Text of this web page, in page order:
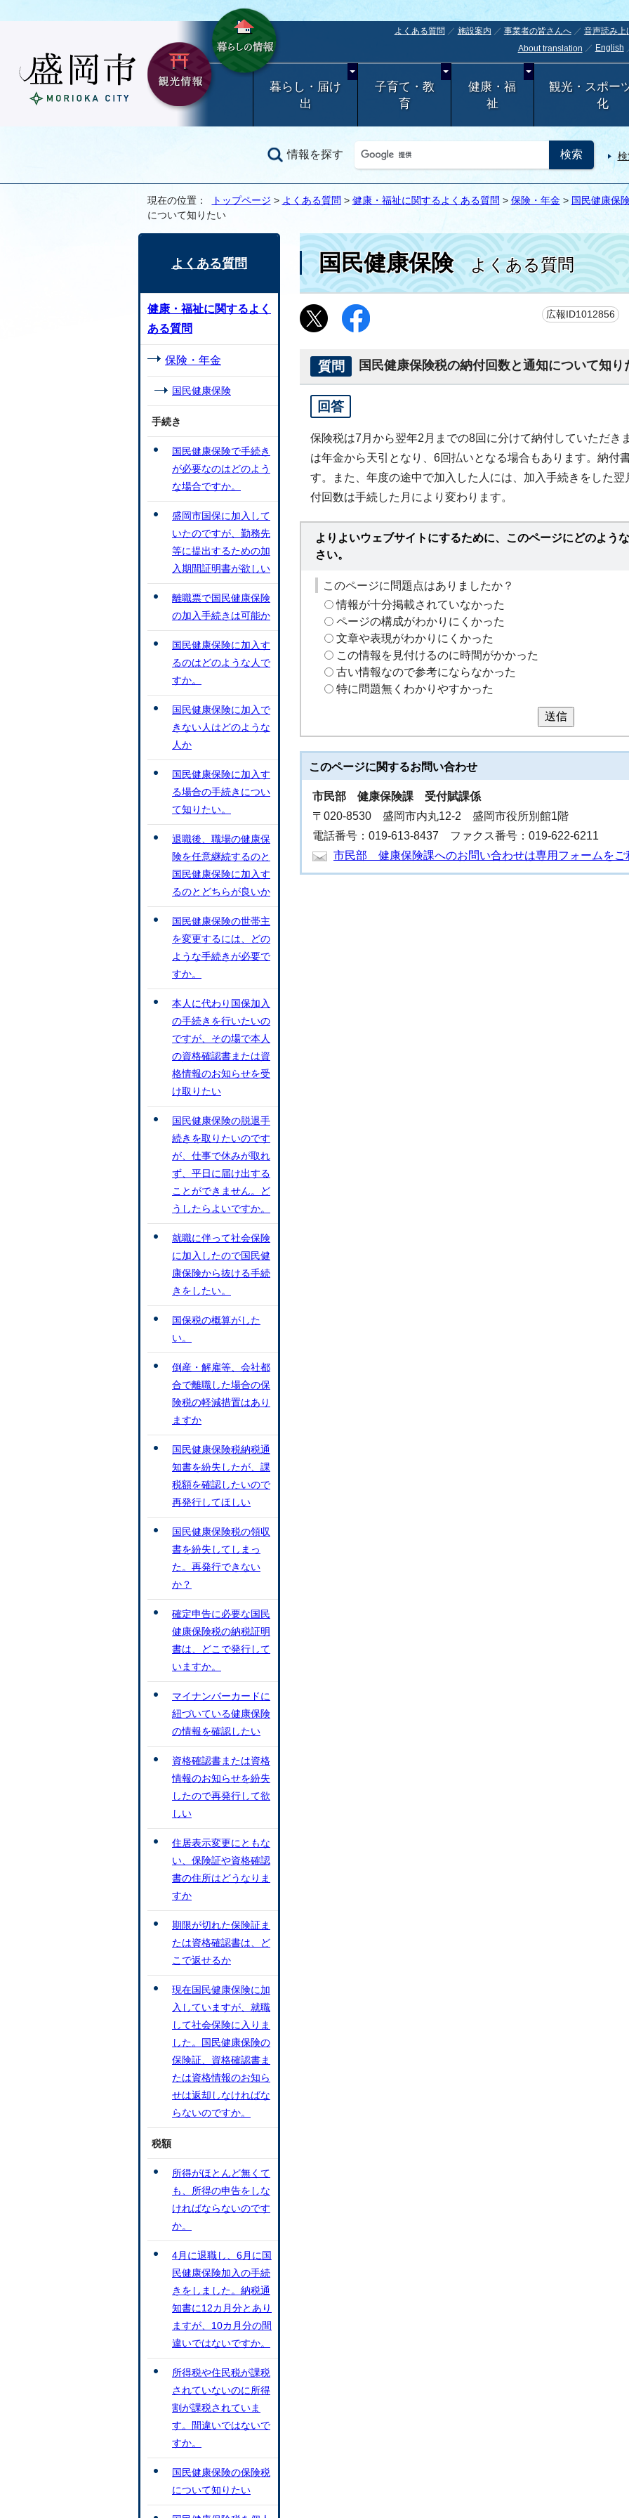
よくある質問 施設案内 事業者の皆さんへ 音声読み上
About translation
English
暮らし・届け
出
子育て・教
育
健康・福
祉
観光・スポー
化
情報を探す
現在の位置： トップページ > よくある質問 > 健康・福祉に関するよくある質問 > 保険・年金> 国民健康保
について知りたい
国民健康保険よくある質問
広報ID1012856
質問 国民健康保険税の納付回数と通知について知り
回答
保険税は7月から翌年2月までの8回に分けて納付していただき
は年金から天引となり、6回払いとなる場合もあります。納付
す。また、年度の途中で加入した人には、加入手続きをした
付回数は手続した月により変わります。
よりよいウェブサイトにするために、このページにどのよう
さい。
このページに問題点はありましたか？
情報が十分掲載されていなかった
ページの構成がわかりにくかった
文章や表現がわかりにくかった
この情報を見付けるのに時間がかかった
古い情報なので参考にならなかった
特に問題無くわかりやすかった
送信
このページに関するお問い合わせ
市民部 健康保険課 受付賦課係
〒020-8530 盛岡市内丸12-2 盛岡市役所別館1階
電話番号：019-613-8437 ファクス番号：019-622-6211
市民部 健康保険課へのお問い合わせは専用フォームをご
よくある質問
健康・福祉に関するよく
ある質問
保険・年金
国民健康保険
手続き
国民健康保険で手続き
が必要なのはどのよう
な場合ですか。
盛岡市国保に加入して
いたのですが、勤務先
等に提出するための加
入期間証明書が欲しい
離職票で国民健康保険
の加入手続きは可能か
国民健康保険に加入す
るのはどのような人で
すか。
国民健康保険に加入で
きない人はどのような
人か
国民健康保険に加入す
る場合の手続きについ
て知りたい。
退職後、職場の健康保
険を任意継続するのと
国民健康保険に加入す
るのとどちらが良いか
国民健康保険の世帯主
を変更するには、どの
ような手続きが必要で
すか。
本人に代わり国保加入
の手続きを行いたいの
ですが、その場で本人
の資格確認書または資
格情報のお知らせを受
け取りたい
国民健康保険の脱退手
続きを取りたいのです
が、仕事で休みが取れ
ず、平日に届け出する
ことができません。ど
うしたらよいですか。
就職に伴って社会保険
に加入したので国民健
康保険から抜ける手続
きをしたい。
国保税の概算がした
い。
倒産・解雇等、会社都
合で離職した場合の保
険税の軽減措置はあり
ますか
国民健康保険税納税通
知書を紛失したが、課
税額を確認したいので
再発行してほしい
国民健康保険税の領収
書を紛失してしまっ
た。再発行できない
か？
確定申告に必要な国民
健康保険税の納税証明
書は、どこで発行して
いますか。
マイナンバーカードに
紐づいている健康保険
の情報を確認したい
資格確認書または資格
情報のお知らせを紛失
したので再発行して欲
しい
住居表示変更にともな
い、保険証や資格確認
書の住所はどうなりま
すか
期限が切れた保険証ま
たは資格確認書は、ど
こで返せるか
現在国民健康保険に加
入していますが、就職
して社会保険に入りま
した。国民健康保険の
保険証、資格確認書ま
たは資格情報のお知ら
せは返却しなければな
らないのですか。
税額
所得がほとんど無くて
も、所得の申告をしな
ければならないのです
か。
4月に退職し、6月に国
民健康保険加入の手続
きをしました。納税通
知書に12カ月分とあり
ますが、10カ月分の間
違いではないですか。
所得税や住民税が課税
されていないのに所得
割が課税されていま
す。間違いではないで
すか。
国民健康保険の保険税
について知りたい